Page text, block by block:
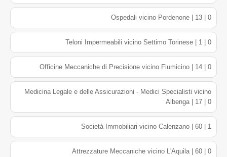
Ospedali vicino Pordenone | 13 | 0
Teloni Impermeabili vicino Settimo Torinese | 1 | 0
Officine Meccaniche di Precisione vicino Fiumicino | 14 | 0
Medicina Legale e delle Assicurazioni - Medici Specialisti vicino
Albenga | 17 | 0
Società Immobiliari vicino Calenzano | 60 | 1
Attrezzature Meccaniche vicino L'Aquila | 60 | 0